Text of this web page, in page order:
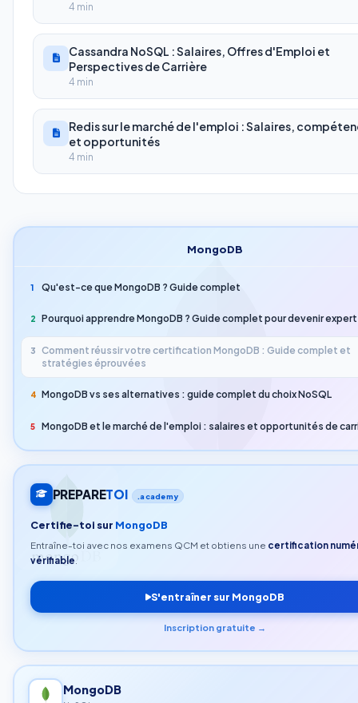
4 min
Cassandra NoSQL : Salaires, Offres d'Emploi et
Perspectives de Carrière
4 min
Redis sur le marché de l'emploi : Salaires,
et opportunités
4 min
MongoDB
1 Qu'est-ce que MongoDB ? Guide complet
2 Pourquoi apprendre MongoDB ? Guide complet pour devenir expert
3
Comment réussir votre certification MongoDB : Guide complet et
stratégies éprouvées
4 MongoDB vs ses alternatives : guide complet du choix NoSQL
5 MongoDB et le marché de l'emploi : salaires et opportunités de
PREPARETOI .academy
Certifie-toi sur MongoDB
Entraîne-toi avec nos examens QCM et obtiens une certification
vérifiable
S'entraîner sur MongoDB
Inscription gratuite →
MongoDB